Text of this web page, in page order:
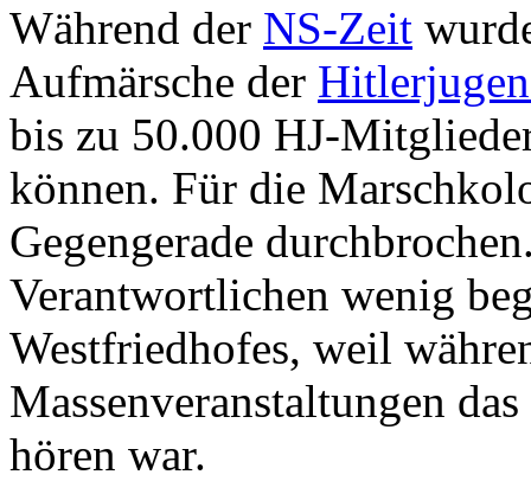
Während der NS-Zeit
Aufmärsche der
bis zu 50.000 HJ-
können. Für die
Gegengerade
Verantwortlichen wenig
Westfriedhofes, weil
Massenveranstaltungen
hören war.